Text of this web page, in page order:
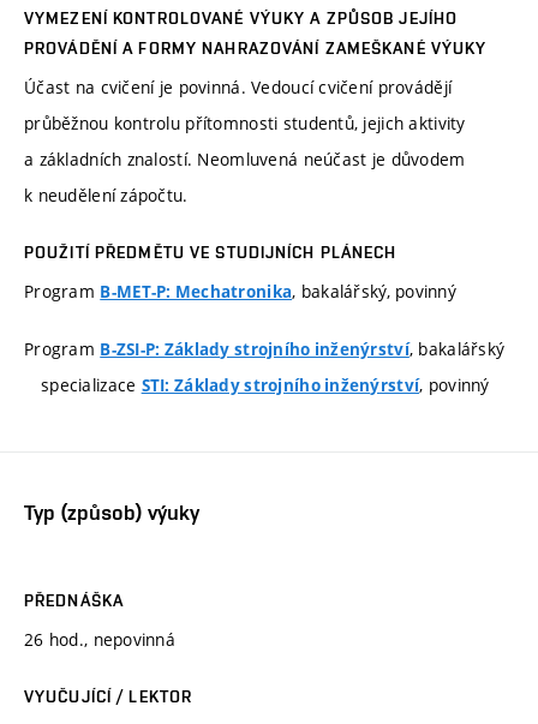
VYMEZENÍ KONTROLOVANÉ VÝUKY A ZPŮSOB JEJÍHO
PROVÁDĚNÍ A FORMY NAHRAZOVÁNÍ ZAMEŠKANÉ VÝUKY
Účast na cvičení je povinná. Vedoucí cvičení provádějí
průběžnou kontrolu přítomnosti studentů, jejich aktivity
a základních znalostí. Neomluvená neúčast je důvodem
k neudělení zápočtu.
POUŽITÍ PŘEDMĚTU VE STUDIJNÍCH PLÁNECH
Program B-MET-P: Mechatronika, bakalářský, povinný
Program B-ZSI-P: Základy strojního inženýrství, bakalářský
specializace STI: Základy strojního inženýrství, povinný
Typ (způsob) výuky
PŘEDNÁŠKA
26 hod., nepovinná
VYUČUJÍCÍ / LEKTOR